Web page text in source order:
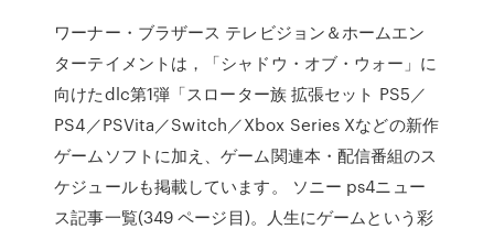
ワーナー・ブラザース テレビジョン＆ホームエン
ターテイメントは，「シャドウ・オブ・ウォー」に
向けたdlc第1弾「スローター族 拡張セット PS5／
PS4／PSVita／Switch／Xbox Series Xなどの新作
ゲームソフトに加え、ゲーム関連本・配信番組のス
ケジュールも掲載しています。 ソニー ps4ニュー
ス記事一覧(349 ページ目)。人生にゲームという彩